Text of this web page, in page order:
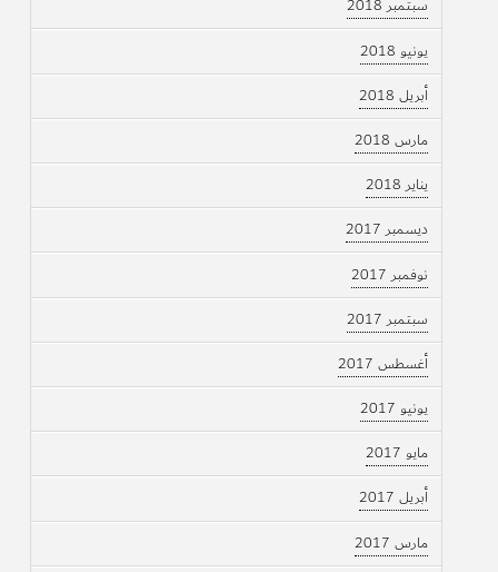
سبتمبر 2018
يونيو 2018
أبريل 2018
مارس 2018
يناير 2018
ديسمبر 2017
نوفمبر 2017
سبتمبر 2017
أغسطس 2017
يونيو 2017
مايو 2017
أبريل 2017
مارس 2017